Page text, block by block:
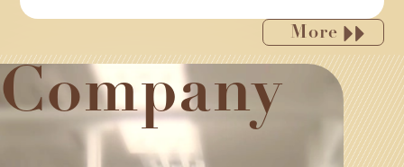
More
Company